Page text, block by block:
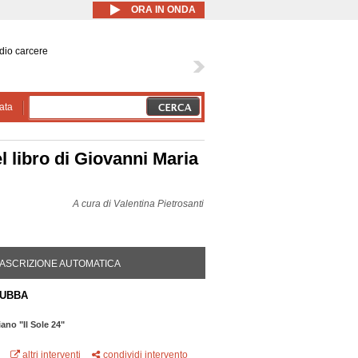
ORA IN ONDA
carcere
libro di Giovanni Maria
A cura di Valentina Pietrosanti
ATTIVA)AUTOMATICA
"Il Sole 24"
altri interventi
condividi intervento